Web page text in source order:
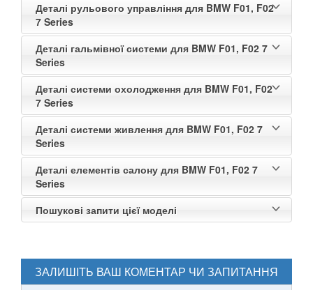
Деталі рульового управління для BMW F01, F02
7 Series
Деталі гальмівної системи для BMW F01, F02 7
Series
Деталі системи охолодження для BMW F01, F02
7 Series
Деталі системи живлення для BMW F01, F02 7
Series
Деталі елементів салону для BMW F01, F02 7
Series
Пошукові запити цієї моделі
ЗАЛИШІТЬ ВАШ КОМЕНТАР ЧИ ЗАПИТАННЯ